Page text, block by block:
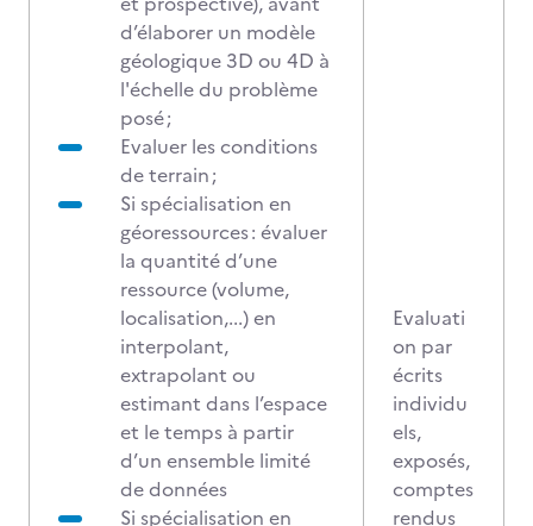
d’élaborer un modèle
géologique 3D ou 4D à
l'échelle du problème
posé ;
Evaluer les conditions
de terrain ;
Si spécialisation en
géoressources : évaluer
la quantité d’une
ressource (volume,
localisation,...) en
interpolant,
extrapolant ou
estimant dans l’espace
et le temps à partir
d’un ensemble limité
de données
Si spécialisation en
Evaluati
on par
écrits
individu
els,
exposés,
comptes
rendus